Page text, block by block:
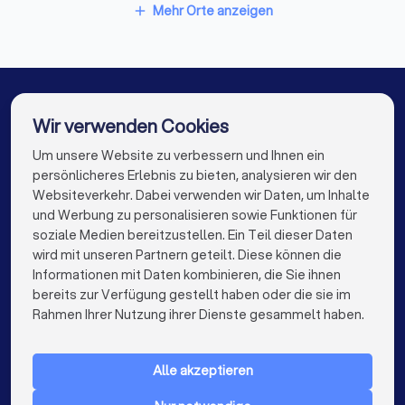
Hausmeisterservices in Hamburg
Hausmeisterservices in Frankfurt am Main
Hausmeisterservices in Stuttgart
Hausmeisterservices in Düsseldorf
Hausmeisterservices in Dortmund
Hausmeisterservices in Essen
Hausmeisterservices in Bremen
Hausmeisterservices in Dresden
add Mehr Orte anzeigen
Die besten Hausmeisterservices für Sie
info@trustlocal.de
FÜR PRIVATPERSONEN
Wir verwenden Cookies
Um unsere Website zu verbessern und Ihnen ein
persönlicheres Erlebnis zu bieten, analysieren wir den
Websiteverkehr. Dabei verwenden wir Daten, um Inhalte
und Werbung zu personalisieren sowie Funktionen für
soziale Medien bereitzustellen. Ein Teil dieser Daten
wird mit unseren Partnern geteilt. Diese können die
Informationen mit Daten kombinieren, die Sie ihnen
bereits zur Verfügung gestellt haben oder die sie im
Rahmen Ihrer Nutzung ihrer Dienste gesammelt haben.
Alle akzeptieren